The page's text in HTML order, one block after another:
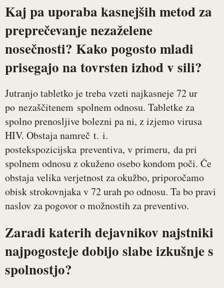
Kaj pa uporaba kasnejših metod za
preprečevanje nezaželene
nosečnosti? Kako pogosto mladi
prisegajo na tovrsten izhod v sili?
Jutranjo tabletko je treba vzeti najkasneje 72 ur
po nezaščitenem spolnem odnosu. Tabletke za
spolno prenosljive bolezni pa ni, z izjemo virusa
HIV. Obstaja namreč t. i.
postekspozicijska preventiva, v primeru, da pri
spolnem odnosu z okuženo osebo kondom poči. Če
obstaja velika verjetnost za okužbo, priporočamo
obisk strokovnjaka v 72 urah po odnosu. Ta bo pravi
naslov za pogovor o možnostih za preventivo.
Zaradi katerih dejavnikov najstniki
najpogosteje dobijo slabe izkušnje s
spolnostjo?